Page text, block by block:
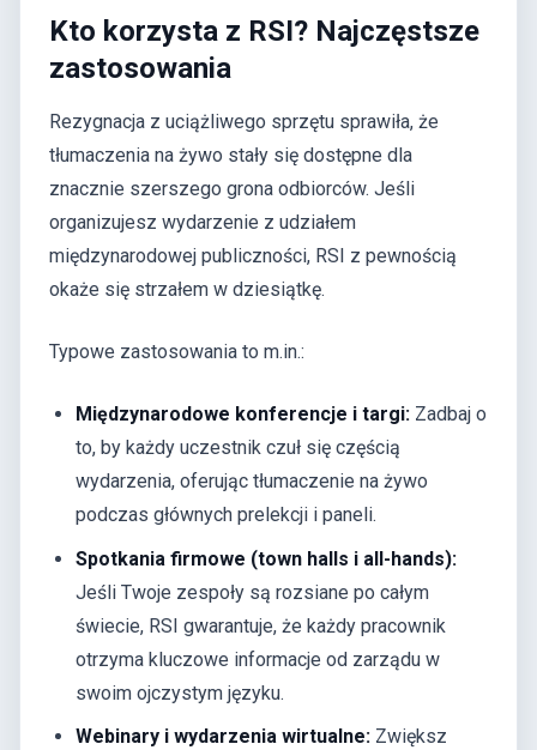
Kto korzysta z RSI? Najczęstsze
zastosowania
Rezygnacja z uciążliwego sprzętu sprawiła, że
tłumaczenia na żywo stały się dostępne dla
znacznie szerszego grona odbiorców. Jeśli
organizujesz wydarzenie z udziałem
międzynarodowej publiczności, RSI z pewnością
okaże się strzałem w dziesiątkę.
Typowe zastosowania to m.in.:
Międzynarodowe konferencje i targi: Zadbaj o
to, by każdy uczestnik czuł się częścią
wydarzenia, oferując tłumaczenie na żywo
podczas głównych prelekcji i paneli.
Spotkania firmowe (town halls i all-hands):
Jeśli Twoje zespoły są rozsiane po całym
świecie, RSI gwarantuje, że każdy pracownik
otrzyma kluczowe informacje od zarządu w
swoim ojczystym języku.
Webinary i wydarzenia wirtualne: Zwiększ